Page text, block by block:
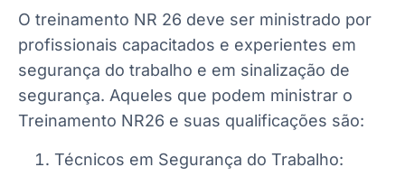
O treinamento NR 26 deve ser ministrado por
profissionais capacitados e experientes em
segurança do trabalho e em sinalização de
segurança. Aqueles que podem ministrar o
Treinamento NR26 e suas qualificações são:
Técnicos em Segurança do Trabalho: